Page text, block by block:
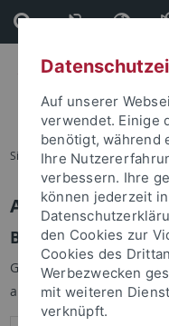
Direkt
zum
Inhalt
Direkt
zur
Fußleiste
Sie sind hier: Startseite
Anmelden
Geben Sie Ihren
anzumelden:
Auf unserer
verwendet. Einige
benötigt, während
Ihre
verbessern. Ihre
können jederzeit
den Cookies zur
Cookies des
Werbezwecken
mit weiteren
verknüpft.